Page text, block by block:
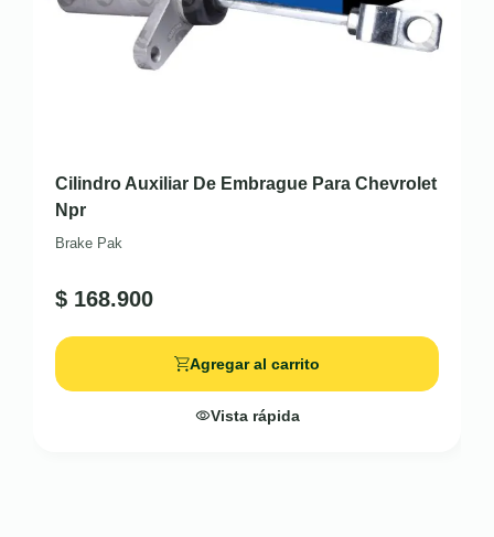
Cilindro Auxiliar De Embrague Para Chevrolet
Npr
Brake Pak
$ 168.900
Agregar al carrito
Vista rápida